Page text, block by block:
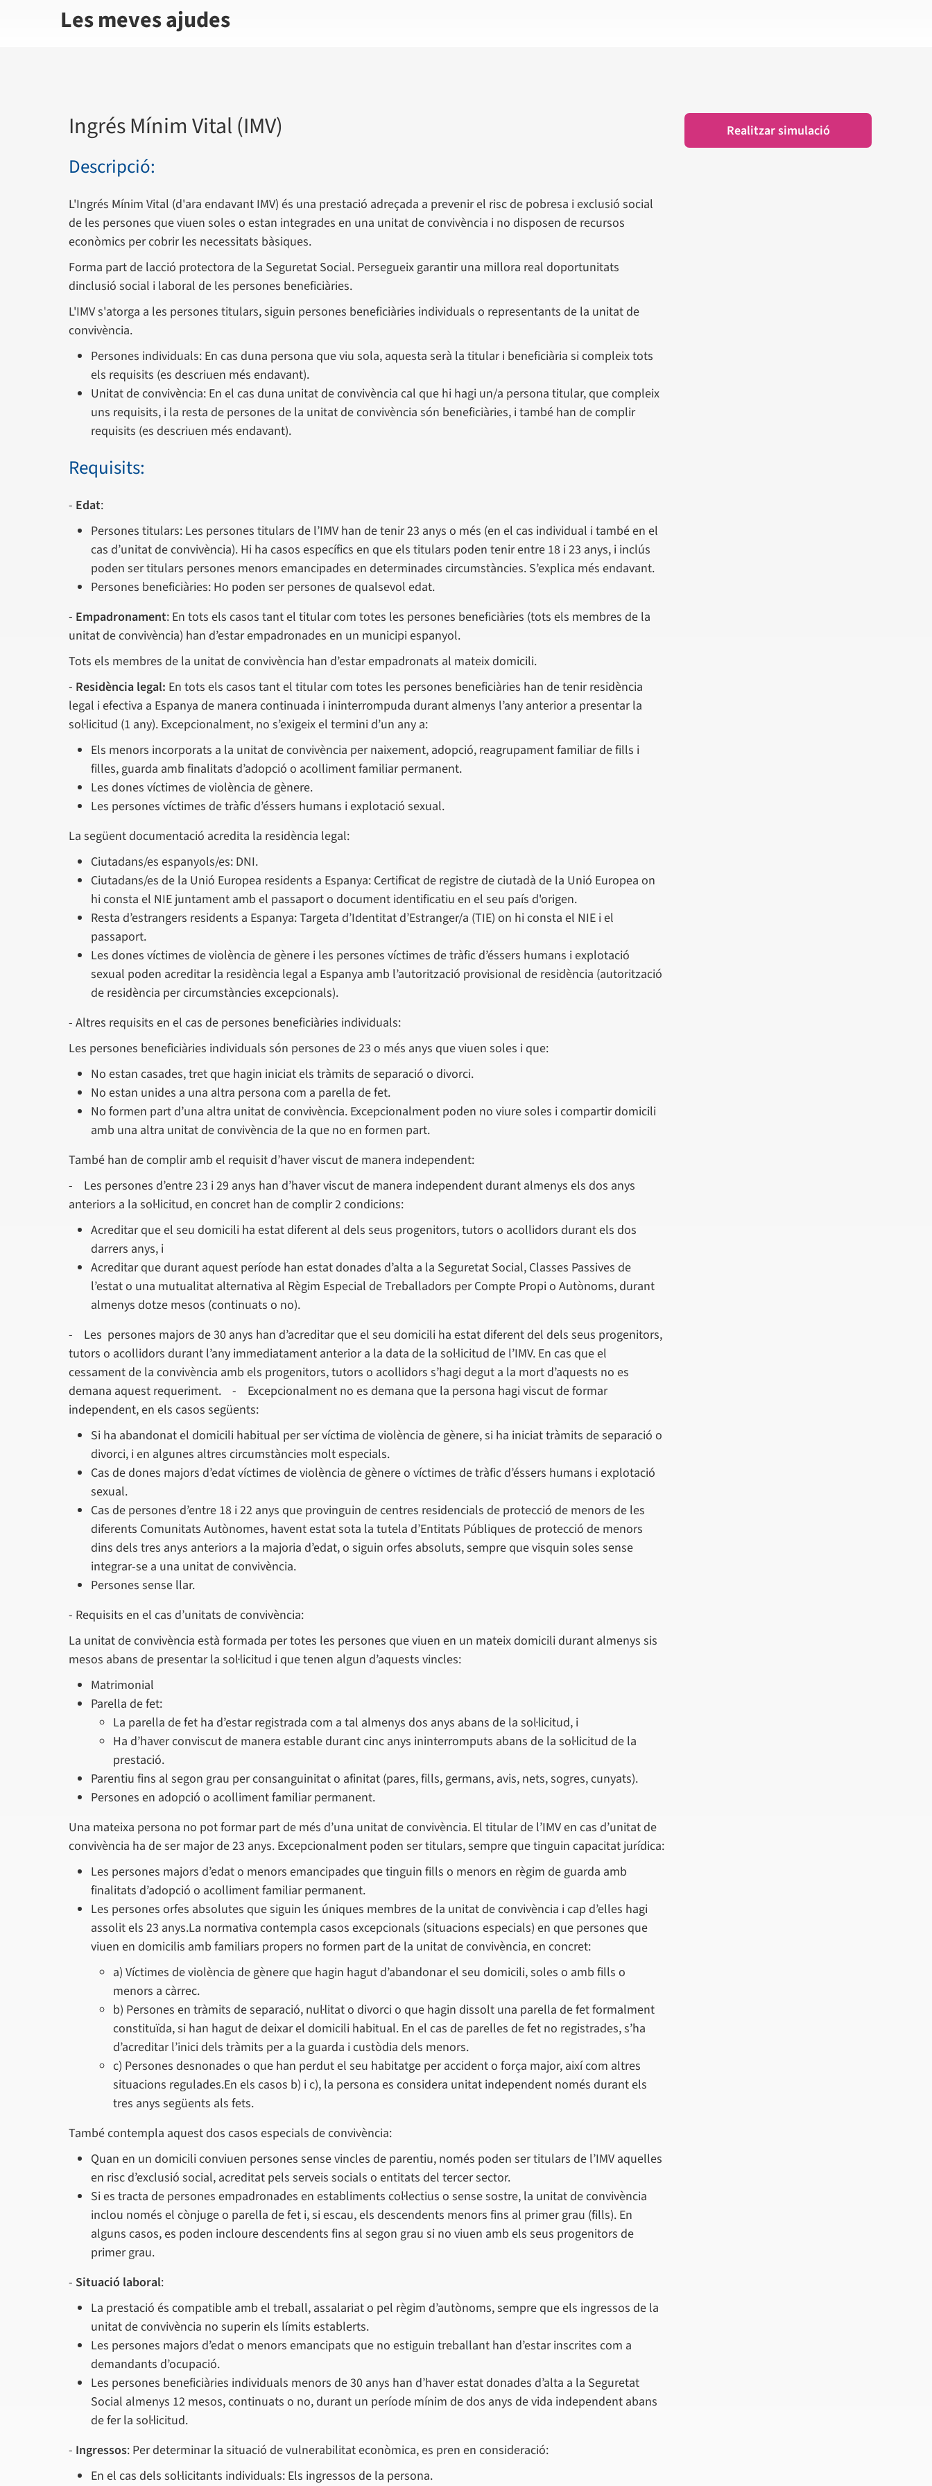
Les meves ajudes
Ingrés Mínim Vital (IMV) Realitzar simulació
Descripció:
L'Ingrés Mínim Vital (d'ara endavant IMV) és una prestació adreçada a prevenir el risc de pobresa i exclusió social
de les persones que viuen soles o estan integrades en una unitat de convivència i no disposen de recursos
econòmics per cobrir les necessitats bàsiques.
Forma part de lacció protectora de la Seguretat Social. Persegueix garantir una millora real doportunitats
dinclusió social i laboral de les persones beneficiàries.
L'IMV s'atorga a les persones titulars, siguin persones beneficiàries individuals o representants de la unitat de
convivència.
Persones individuals: En cas duna persona que viu sola, aquesta serà la titular i beneficiària si compleix tots
els requisits (es descriuen més endavant).
Unitat de convivència: En el cas duna unitat de convivència cal que hi hagi un/a persona titular, que compleix
uns requisits, i la resta de persones de la unitat de convivència són beneficiàries, i també han de complir
requisits (es descriuen més endavant).
Requisits:
- Edat:
Persones titulars: Les persones titulars de l’IMV han de tenir 23 anys o més (en el cas individual i també en el
cas d’unitat de convivència). Hi ha casos específics en que els titulars poden tenir entre 18 i 23 anys, i inclús
poden ser titulars persones menors emancipades en determinades circumstàncies. S’explica més endavant.
Persones beneficiàries: Ho poden ser persones de qualsevol edat.
- Empadronament: En tots els casos tant el titular com totes les persones beneficiàries (tots els membres de la
unitat de convivència) han d’estar empadronades en un municipi espanyol.
Tots els membres de la unitat de convivència han d’estar empadronats al mateix domicili.
- Residència legal: En tots els casos tant el titular com totes les persones beneficiàries han de tenir residència
legal i efectiva a Espanya de manera continuada i ininterrompuda durant almenys l’any anterior a presentar la
sol·licitud (1 any). Excepcionalment, no s’exigeix el termini d’un any a:
Els menors incorporats a la unitat de convivència per naixement, adopció, reagrupament familiar de fills i
filles, guarda amb finalitats d’adopció o acolliment familiar permanent.
Les dones víctimes de violència de gènere.
Les persones víctimes de tràfic d’éssers humans i explotació sexual.
La següent documentació acredita la residència legal:
Ciutadans/es espanyols/es: DNI.
Ciutadans/es de la Unió Europea residents a Espanya: Certificat de registre de ciutadà de la Unió Europea on
hi consta el NIE juntament amb el passaport o document identificatiu en el seu país d'origen.
Resta d’estrangers residents a Espanya: Targeta d’Identitat d’Estranger/a (TIE) on hi consta el NIE i el
passaport.
Les dones víctimes de violència de gènere i les persones víctimes de tràfic d’éssers humans i explotació
sexual poden acreditar la residència legal a Espanya amb l’autorització provisional de residència (autorització
de residència per circumstàncies excepcionals).
- Altres requisits en el cas de persones beneficiàries individuals:
Les persones beneficiàries individuals són persones de 23 o més anys que viuen soles i que:
No estan casades, tret que hagin iniciat els tràmits de separació o divorci.
No estan unides a una altra persona com a parella de fet.
No formen part d’una altra unitat de convivència. Excepcionalment poden no viure soles i compartir domicili
amb una altra unitat de convivència de la que no en formen part.
També han de complir amb el requisit d’haver viscut de manera independent:
- Les persones d’entre 23 i 29 anys han d’haver viscut de manera independent durant almenys els dos anys
anteriors a la sol·licitud, en concret han de complir 2 condicions:
Acreditar que el seu domicili ha estat diferent al dels seus progenitors, tutors o acollidors durant els dos
darrers anys, i
Acreditar que durant aquest període han estat donades d’alta a la Seguretat Social, Classes Passives de
l’estat o una mutualitat alternativa al Règim Especial de Treballadors per Compte Propi o Autònoms, durant
almenys dotze mesos (continuats o no).
- Les persones majors de 30 anys han d’acreditar que el seu domicili ha estat diferent del dels seus progenitors,
tutors o acollidors durant l’any immediatament anterior a la data de la sol·licitud de l’IMV. En cas que el
cessament de la convivència amb els progenitors, tutors o acollidors s’hagi degut a la mort d’aquests no es
demana aquest requeriment. - Excepcionalment no es demana que la persona hagi viscut de formar
independent, en els casos següents:
Si ha abandonat el domicili habitual per ser víctima de violència de gènere, si ha iniciat tràmits de separació o
divorci, i en algunes altres circumstàncies molt especials.
Cas de dones majors d’edat víctimes de violència de gènere o víctimes de tràfic d’éssers humans i explotació
sexual.
Cas de persones d’entre 18 i 22 anys que provinguin de centres residencials de protecció de menors de les
diferents Comunitats Autònomes, havent estat sota la tutela d’Entitats Públiques de protecció de menors
dins dels tres anys anteriors a la majoria d’edat, o siguin orfes absoluts, sempre que visquin soles sense
integrar-se a una unitat de convivència.
Persones sense llar.
- Requisits en el cas d’unitats de convivència:
La unitat de convivència està formada per totes les persones que viuen en un mateix domicili durant almenys sis
mesos abans de presentar la sol·licitud i que tenen algun d’aquests vincles:
Matrimonial
Parella de fet:
La parella de fet ha d’estar registrada com a tal almenys dos anys abans de la sol·licitud, i
Ha d’haver conviscut de manera estable durant cinc anys ininterromputs abans de la sol·licitud de la
prestació.
Parentiu fins al segon grau per consanguinitat o afinitat (pares, fills, germans, avis, nets, sogres, cunyats).
Persones en adopció o acolliment familiar permanent.
Una mateixa persona no pot formar part de més d’una unitat de convivència. El titular de l’IMV en cas d’unitat de
convivència ha de ser major de 23 anys. Excepcionalment poden ser titulars, sempre que tinguin capacitat jurídica:
Les persones majors d’edat o menors emancipades que tinguin fills o menors en règim de guarda amb
finalitats d’adopció o acolliment familiar permanent.
Les persones orfes absolutes que siguin les úniques membres de la unitat de convivència i cap d’elles hagi
assolit els 23 anys.La normativa contempla casos excepcionals (situacions especials) en que persones que
viuen en domicilis amb familiars propers no formen part de la unitat de convivència, en concret:
a) Víctimes de violència de gènere que hagin hagut d’abandonar el seu domicili, soles o amb fills o
menors a càrrec.
b) Persones en tràmits de separació, nul·litat o divorci o que hagin dissolt una parella de fet formalment
constituïda, si han hagut de deixar el domicili habitual. En el cas de parelles de fet no registrades, s’ha
d’acreditar l’inici dels tràmits per a la guarda i custòdia dels menors.
c) Persones desnonades o que han perdut el seu habitatge per accident o força major, així com altres
situacions regulades.En els casos b) i c), la persona es considera unitat independent només durant els
tres anys següents als fets.
També contempla aquest dos casos especials de convivència:
Quan en un domicili conviuen persones sense vincles de parentiu, només poden ser titulars de l’IMV aquelles
en risc d’exclusió social, acreditat pels serveis socials o entitats del tercer sector.
Si es tracta de persones empadronades en establiments col·lectius o sense sostre, la unitat de convivència
inclou només el cònjuge o parella de fet i, si escau, els descendents menors fins al primer grau (fills). En
alguns casos, es poden incloure descendents fins al segon grau si no viuen amb els seus progenitors de
primer grau.
- Situació laboral:
La prestació és compatible amb el treball, assalariat o pel règim d’autònoms, sempre que els ingressos de la
unitat de convivència no superin els límits establerts.
Les persones majors d’edat o menors emancipats que no estiguin treballant han d’estar inscrites com a
demandants d’ocupació.
Les persones beneficiàries individuals menors de 30 anys han d’haver estat donades d’alta a la Seguretat
Social almenys 12 mesos, continuats o no, durant un període mínim de dos anys de vida independent abans
de fer la sol·licitud.
- Ingressos: Per determinar la situació de vulnerabilitat econòmica, es pren en consideració:
En el cas dels sol·licitants individuals: Els ingressos de la persona.